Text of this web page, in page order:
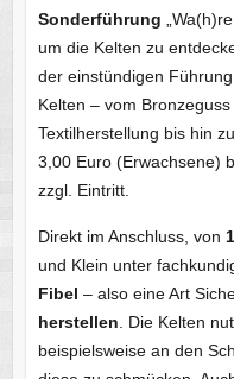
Sonderführung
um die Kelten zu
der einstündigen
Kelten – vom
Textilherstellung bis hin
3,00 Euro (Erwachsene)
zzgl. Eintritt.
Direkt im Anschluss, von
und Klein unter
Fibel – also eine Art
herstellen . Die Kelten
beispielsweise an den